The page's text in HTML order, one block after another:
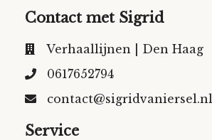
Contact met Sigrid
Verhaallijnen | Den Haag
0617652794
contact@sigridvaniersel.nl
Service